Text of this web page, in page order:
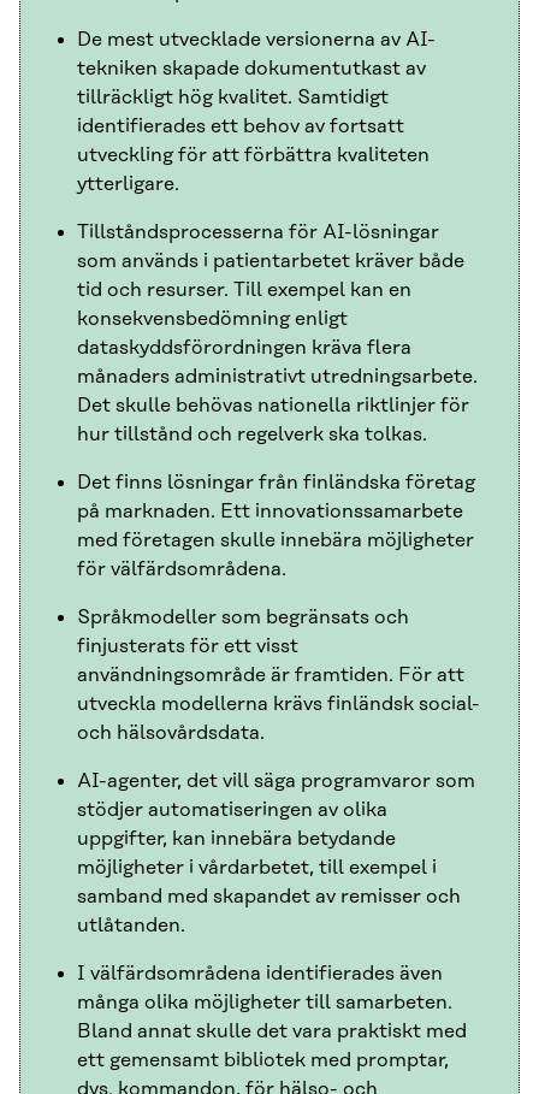
De mest utvecklade versionerna av AI-
tekniken skapade dokumentutkast av
tillräckligt hög kvalitet. Samtidigt
identifierades ett behov av fortsatt
utveckling för att förbättra kvaliteten
ytterligare.
Tillståndsprocesserna för AI-lösningar
som används i patientarbetet kräver både
tid och resurser. Till exempel kan en
konsekvensbedömning enligt
dataskyddsförordningen kräva flera
månaders administrativt utredningsarbete.
Det skulle behövas nationella riktlinjer för
hur tillstånd och regelverk ska tolkas.
Det finns lösningar från finländska företag
på marknaden. Ett innovationssamarbete
med företagen skulle innebära möjligheter
för välfärdsområdena.
Språkmodeller som begränsats och
finjusterats för ett visst
användningsområde är framtiden. För att
utveckla modellerna krävs finländsk social-
och hälsovårdsdata.
AI-agenter, det vill säga programvaror som
stödjer automatiseringen av olika
uppgifter, kan innebära betydande
möjligheter i vårdarbetet, till exempel i
samband med skapandet av remisser och
utlåtanden.
I välfärdsområdena identifierades även
många olika möjligheter till samarbeten.
Bland annat skulle det vara praktiskt med
ett gemensamt bibliotek med promptar,
dvs. kommandon, för hälso- och